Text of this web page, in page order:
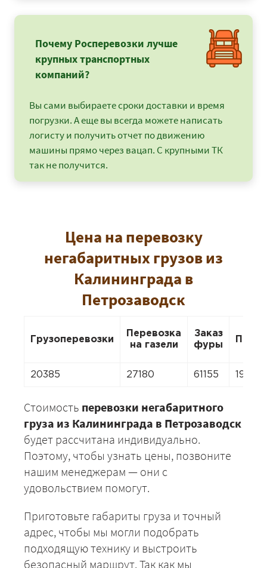
Почему Росперевозки лучше
крупных транспортных
компаний?
Вы сами выбираете сроки доставки и время
погрузки. А еще вы всегда можете написать
логисту и получить отчет по движению
машины прямо через вацап. С крупными ТК
так не получится.
Цена на перевозку
негабаритных грузов из
Калининграда в
Петрозаводск
Грузоперевозки
Перевозка
на газели
Заказ
фуры
20385 27180 61155 19026
Стоимость перевозки негабаритного
груза из Калининграда в Петрозаводск
будет рассчитана индивидуально.
Поэтому, чтобы узнать цены, позвоните
нашим менеджерам — они с
удовольствием помогут.
Приготовьте габариты груза и точный
адрес, чтобы мы могли подобрать
подходящую технику и выстроить
безопасный маршрут. Так как мы